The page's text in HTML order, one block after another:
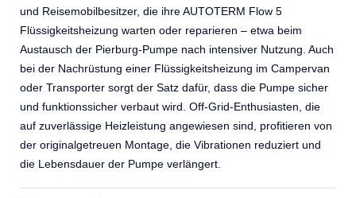
und Reisemobilbesitzer, die ihre AUTOTERM Flow 5
Flüssigkeitsheizung warten oder reparieren – etwa beim
Austausch der Pierburg-Pumpe nach intensiver Nutzung. Auch
bei der Nachrüstung einer Flüssigkeitsheizung im Campervan
oder Transporter sorgt der Satz dafür, dass die Pumpe sicher
und funktionssicher verbaut wird. Off-Grid-Enthusiasten, die
auf zuverlässige Heizleistung angewiesen sind, profitieren von
der originalgetreuen Montage, die Vibrationen reduziert und
die Lebensdauer der Pumpe verlängert.